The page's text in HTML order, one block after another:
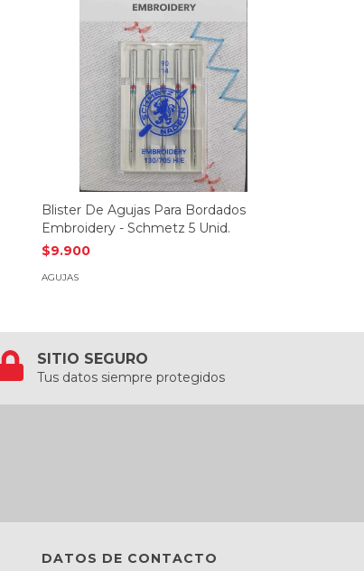
Blister De Agujas Para Bordados
Embroidery - Schmetz 5 Unid.
$9.900
AGUJAS
SITIO SEGURO
Tus datos siempre protegidos
DATOS DE CONTACTO